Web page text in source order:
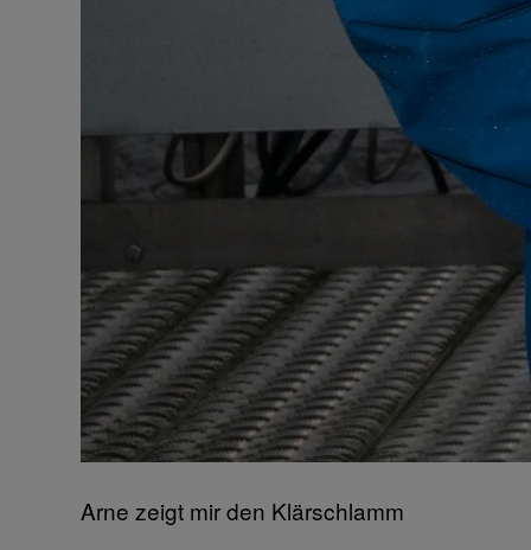
Arne zeigt mir den Klärschlamm